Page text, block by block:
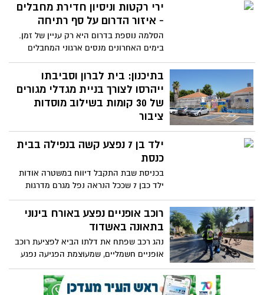
ירי רקטות וניסיון חדירת מחבלים
- איזור הדרום על סף רתיחה
הסלמה נוספת בדרום היא רק עניין של זמן.
בימים האחרונים מנסים ארגוני המחבלים
לגרור את צה"ל להגיב בחריפות. בליל שישי
שיורטו ומיד אחר כך ניסיון חדירה של מספר
מחבלים
בתיכנון: בית לברון וסביבתו
ייהרסו לצורך בניית מגדלי מגורים
של 30 קומות בשילוב מוסדות
ציבור
הועדה המקומית לתכנון ובניה תדון בתכנית
חדשה למתחם מתנ"ס בית לברון, מגרשי
הטניס וחלק מבריכת בית לברון. על פי התכנון
המוצע, באזור ייבנו שלושה מגדלי מגורים עד
30 קומות שישלבו בתוכם מתנ"ס שכונתי גדול
תעבור שיפוץ
ילד בן 7 נפצע קשה בנפילה בבית
כנסת
בכניסת שבת התקבל דיווח במשטרה אודות
ילד כבן 7 שככל הנראה נפל מגרם מדרגות
בבית הכנסת שברח' הרב אבו חצירא בעיר,
וכתוצאה מכך נפצע באורח קשה
רוכב אופניים נפצע באורח בינוני
בתאונה באשדוד
נהג רכב שפתח את דלתו הביא לפציעת רוכב
אופניים חשמליים, שמעוצמת הפגיעה נפגע
באורח בינוני